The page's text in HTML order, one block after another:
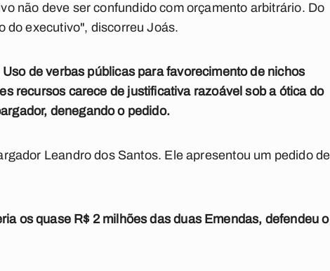
não deve ser confundido com orçamento arbitrário. Do
do executivo", discorreu Joás.
Uso de verbas públicas para favorecimento de nichos
recursos carece de justificativa razoável sob a ótica do
denegando o pedido.
Leandro dos Santos. Ele apresentou um pedido de
os quase R$ 2 milhões das duas Emendas, defendeu o